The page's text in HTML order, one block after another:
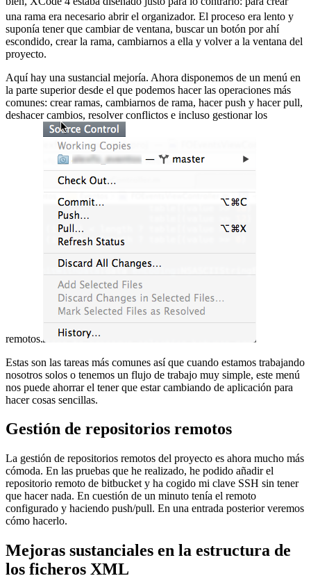
una rama era necesario abrir el organizador. El proceso era lento y
suponía tener que cambiar de ventana, buscar un botón por ahí
escondido, crear la rama, cambiarnos a ella y volver a la ventana del
proyecto.
Aquí hay una sustancial mejoría. Ahora disponemos de un menú en
la parte superior desde el que podemos hacer las operaciones más
comunes: crear ramas, cambiarnos de rama, hacer push y hacer pull,
deshacer cambios, resolver conflictos e incluso gestionar los
remotos.
Estas son las tareas más comunes así que cuando estamos trabajando
nosotros solos o tenemos un flujo de trabajo muy simple, este menú
nos puede ahorrar el tener que estar cambiando de aplicación para
hacer cosas sencillas.
Gestión de repositorios remotos
La gestión de repositorios remotos del proyecto es ahora mucho más
cómoda. En las pruebas que he realizado, he podido añadir el
repositorio remoto de bitbucket y ha cogido mi clave SSH sin tener
que hacer nada. En cuestión de un minuto tenía el remoto
configurado y haciendo push/pull. En una entrada posterior veremos
cómo hacerlo.
Mejoras sustanciales en la estructura de
los ficheros XML